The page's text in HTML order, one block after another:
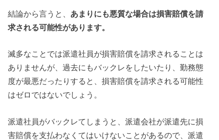
結論から言うと、 あまりにも悪質な場合は損害賠償を請
求される可能性があります。
滅多なことでは派遣社員が損害賠償を請求されることは
ありませんが、過去にもバックレをしたいたり、勤務態
度が最悪だったりすると、損害賠償を請求される可能性
はゼロではないでしょう。
派遣社員がバックレてしまうと、派遣会社が派遣先に損
害賠償を支払わなくてはいけないことがあるので、派遣